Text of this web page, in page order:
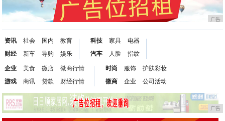
广告
资讯
财经
社会
新车
国内
导购
教育
娱乐
科技
汽车
家具
人脸
电器
指纹
企业
游戏
美食
商讯
微店
贷款
微商行情
财经行情
时尚
微商
服饰
企业
护肤彩妆
公司活动
广告